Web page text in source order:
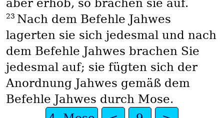
aber erhob, so brachen sie auf.
23 Nach dem Befehle Jahwes
lagerten sie sich jedesmal und nach
dem Befehle Jahwes brachen Sie
jedesmal auf; sie fügten sich der
Anordnung Jahwes gemäß dem
Befehle Jahwes durch Mose.